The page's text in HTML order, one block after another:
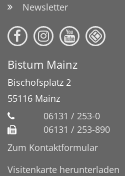
Newsletter
Bistum Mainz
Bischofsplatz 2
55116 Mainz
06131 / 253-0
06131 / 253-890
Zum Kontaktformular
Visitenkarte herunterladen